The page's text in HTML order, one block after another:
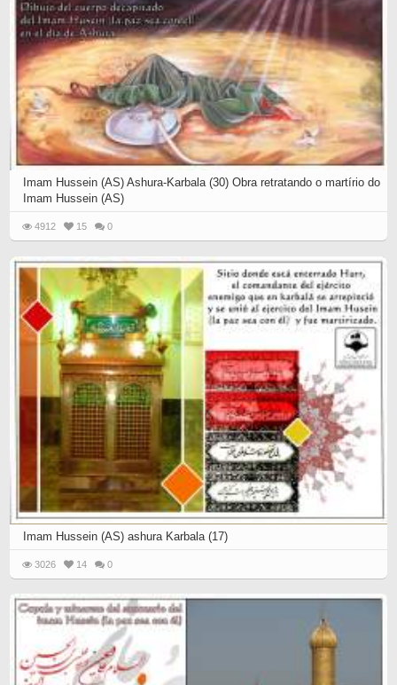
Imam Hussein (AS) Ashura-Karbala (30) Obra retratando o martírio do
Imam Hussein (AS)
4912 15 0
Imam Hussein (AS) ashura Karbala (17)
3026 14 0